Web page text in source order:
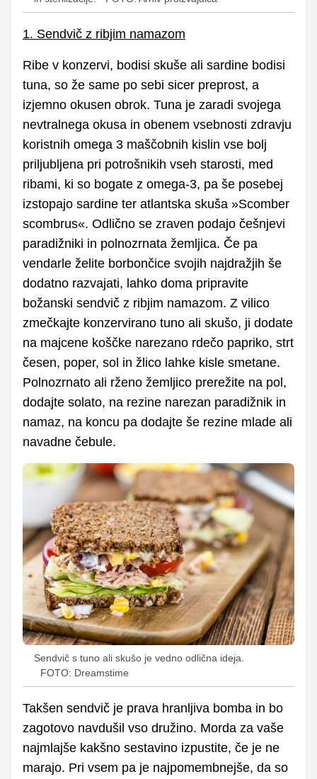
1. Sendvič z ribjim namazom
Ribe v konzervi, bodisi skuše ali sardine bodisi
tuna, so že same po sebi sicer preprost, a
izjemno okusen obrok. Tuna je zaradi svojega
nevtralnega okusa in obenem vsebnosti zdravju
koristnih omega 3 maščobnih kislin vse bolj
priljubljena pri potrošnikih vseh starosti, med
ribami, ki so bogate z omega-3, pa še posebej
izstopajo sardine ter atlantska skuša »Scomber
scombrus«. Odlično se zraven podajo češnjevi
paradižniki in polnozrnata žemljica. Če pa
vendarle želite borbončice svojih najdražjih še
dodatno razvajati, lahko doma pripravite
božanski sendvič z ribjim namazom. Z vilico
zmečkajte konzervirano tuno ali skušo, ji dodate
na majcene koščke narezano rdečo papriko, strt
česen, poper, sol in žlico lahke kisle smetane.
Polnozrnato ali rženo žemljico prerežite na pol,
dodajte solato, na rezine narezan paradižnik in
namaz, na koncu pa dodajte še rezine mlade ali
navadne čebule.
Sendvič s tuno ali skušo je vedno odlična ideja.
FOTO: Dreamstime
Takšen sendvič je prava hranljiva bomba in bo
zagotovo navdušil vso družino. Morda za vaše
najmlajše kakšno sestavino izpustite, če je ne
marajo. Pri vsem pa je najpomembnejše, da so